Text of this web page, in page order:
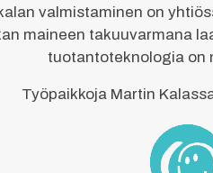
valmistaminen on
maineen takuuvarmana
tuotantoteknologia on
Työpaikkoja Martin